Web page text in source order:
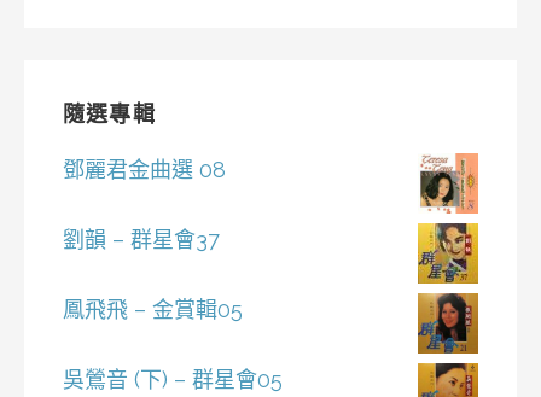
隨選專輯
鄧麗君金曲選 08
劉韻 – 群星會37
鳳飛飛 – 金賞輯05
吳鶯音 (下) – 群星會05